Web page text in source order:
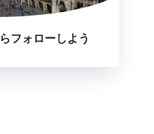
フォローしよう